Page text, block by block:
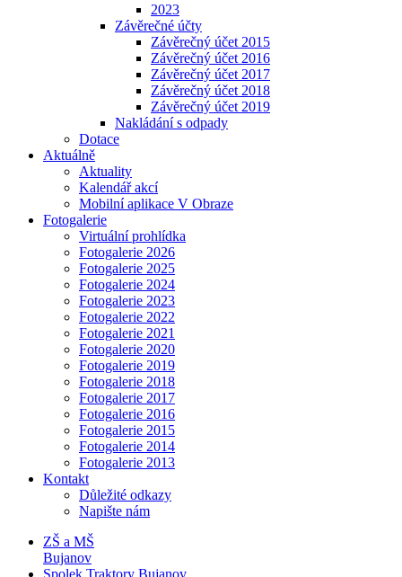
2023
Závěrečné účty
Závěrečný účet 2015
Závěrečný účet 2016
Závěrečný účet 2017
Závěrečný účet 2018
Závěrečný účet 2019
Nakládání s odpady
Dotace
Aktuálně
Aktuality
Kalendář akcí
Mobilní aplikace V Obraze
Fotogalerie
Virtuální prohlídka
Fotogalerie 2026
Fotogalerie 2025
Fotogalerie 2024
Fotogalerie 2023
Fotogalerie 2022
Fotogalerie 2021
Fotogalerie 2020
Fotogalerie 2019
Fotogalerie 2018
Fotogalerie 2017
Fotogalerie 2016
Fotogalerie 2015
Fotogalerie 2014
Fotogalerie 2013
Kontakt
Důležité odkazy
Napište nám
ZŠ a MŠ
Bujanov
Spolek Traktory Bujanov